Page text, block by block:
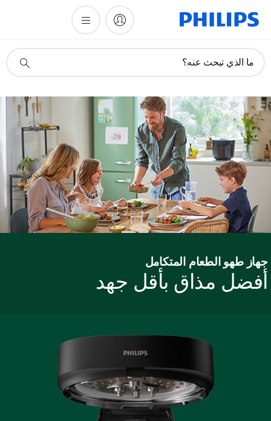
دعم
ما الذي تبحث عنه؟
طهو الطعام المتكامل
مذاق بأقل جهد